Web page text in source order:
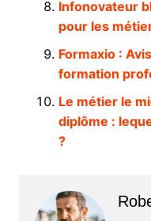
Infonovateur
pour les
Formaxio :
formation
Le métier le
diplôme :
?